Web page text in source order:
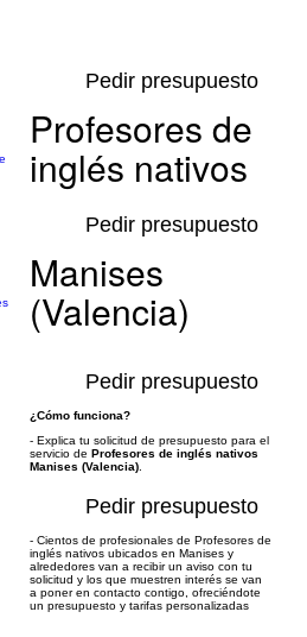
Pedir presupuesto
Pedir presupuesto
Pedir presupuesto
Pedir presupuesto
Profesores de
inglés nativos
Manises
(Valencia)
¿Cómo funciona?
- Explica tu solicitud de presupuesto para el
servicio de Profesores de inglés nativos
Manises (Valencia)
- Cientos de profesionales de Profesores de
inglés nativos ubicados en Manises y
alrededores van a recibir un aviso con tu
solicitud y los que muestren interés se van
a poner en contacto contigo, ofreciéndote
un presupuesto y tarifas personalizadas